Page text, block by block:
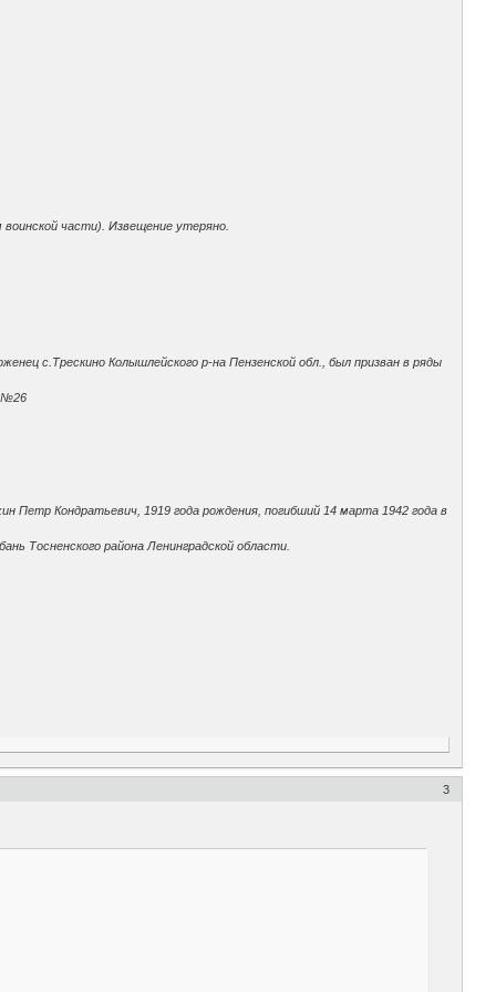
воинской части). Извещение утеряно.
с.Трескино Колышлейского р-на Пензенской обл., был призван в ряды
Петр Кондратьевич, 1919 года рождения, погибший 14 марта 1942 года в
Тосненского района Ленинградской области.
3